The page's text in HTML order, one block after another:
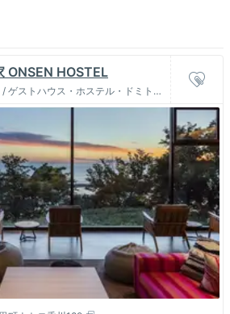
ONSEN HOSTEL
ゲストハウス・ホステル・ドミトリ